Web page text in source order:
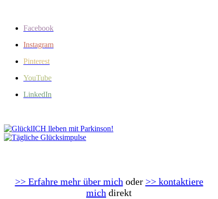
Facebook
Instagram
Pinterest
YouTube
LinkedIn
>> Erfahre mehr über mich oder >> kontaktiere
mich direkt